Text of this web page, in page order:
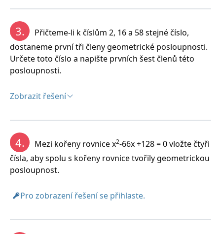
a) an= a1.q
b) ar= a
c)
d) Pravidelný růst:
geometrického řady:
q < 1
3.
Přičteme-li k číslům 2, 16 a 58 stejné číslo,
dostaneme první tři členy geometrické posloupnosti.
Určete toto číslo a napište prvních šest členů této
posloupnosti.
Zobrazit řešení
4. Mezi kořeny rovnice x2-66x +128 = 0 vložte čtyři
čísla, aby spolu s kořeny rovnice tvořily geometrickou
posloupnost.
Pro zobrazení řešení se přihlaste.